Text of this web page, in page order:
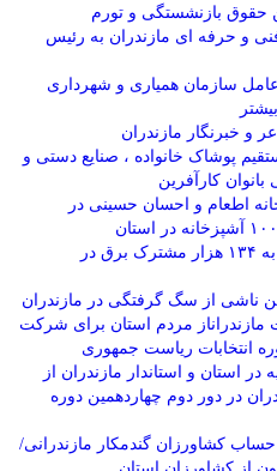
حقوق بازنشستگی و تورم
و حرفه ای مازندران به رئیس
سازمان همیاری و شهرداری
و خبرنگار مازندران
پوشاک خانواده ، صنایع دستی و
کارآفرین
اطعام و احسان حسینی در
پرداخت پاداش صرفه جویی به ۱۳۴ هزار مشترک برق در
مازندراناز مردم استان برای شرکت
انتخابات ریاست جمهوری
در استان و استاندار مازندران از
در دور دوم چهاردهمین دوره
به حساب کشاورزان گندمکار مازندرانی/